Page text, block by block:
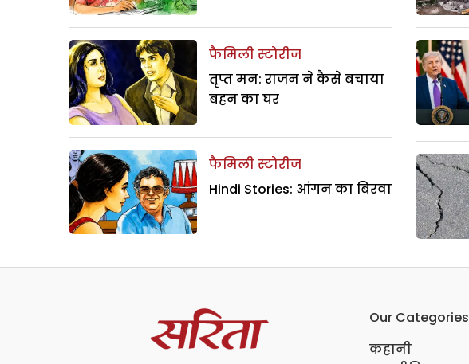
फैमिली स्टोरीज
तृप्त मन: राजन ने कैसे बचाया
बहन का घर
फैमिली स्टोरीज
Hindi Stories: आंगन का बिरवा
Our Categories
कहानी